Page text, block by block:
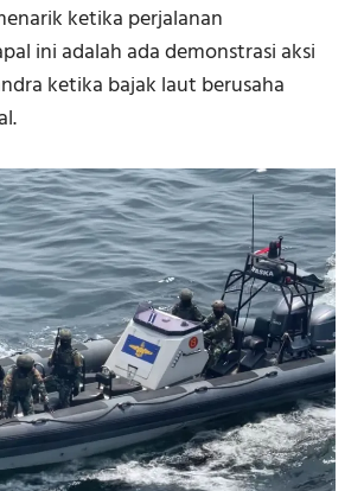
ketika perjalanan
ini adalah ada demonstrasi aksi
ketika bajak laut berusaha